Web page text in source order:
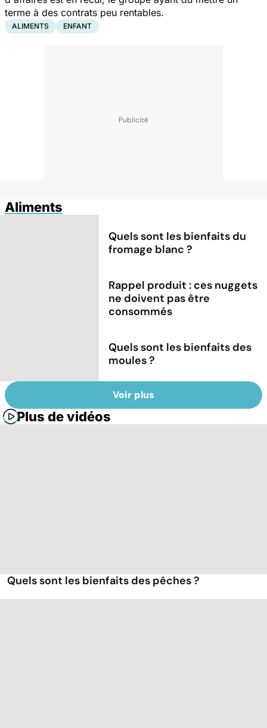
terme à des contrats peu rentables.
ALIMENTS ENFANT
Aliments
Quels sont les bienfaits du
fromage blanc ?
Rappel produit : ces nuggets
ne doivent pas être
consommés
Quels sont les bienfaits des
moules ?
Voir plus
Plus de vidéos
Quels sont les bienfaits des pêches ?